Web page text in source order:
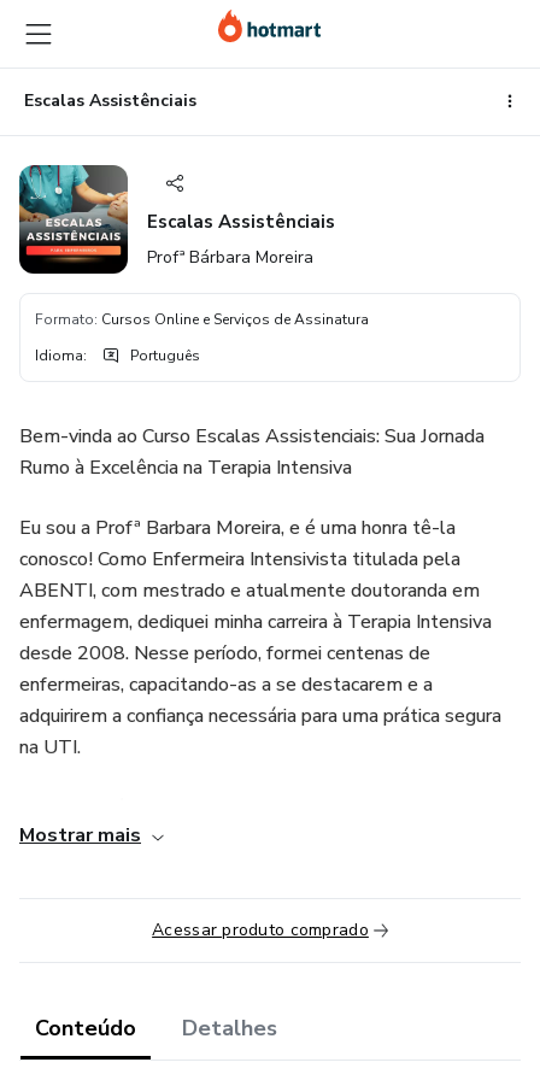
para
o
conteúdo
principal
para
o
pagamento
para
o
rodapé
Escalas Assistênciais
Escalas Assistênciais
Profª Bárbara Moreira
Formato: Cursos Online e Serviços de Assinatura
Idioma: Português
Bem-vinda ao Curso Escalas Assistenciais: Sua Jornada
Rumo à Excelência na Terapia Intensiva
Eu sou a Profª Barbara Moreira, e é uma honra tê-la
conosco! Como Enfermeira Intensivista titulada pela
ABENTI, com mestrado e atualmente doutoranda em
enfermagem, dediquei minha carreira à Terapia Intensiva
desde 2008. Nesse período, formei centenas de
enfermeiras, capacitando-as a se destacarem e a
adquirirem a confiança necessária para uma prática segura
na UTI.
compromisso com a excelência na Terapia Intensiva.
ser intimidante, mas também é incrivelmente
recompensador. Acredito que todas as enfermeiras têm o
potencial de se tornarem líderes na UTI, e estou aqui para
O que você vai aprender no Curso Escalas Assistenciais:
Mostrar mais
Acessar produto comprado
Conteúdo Detalhes